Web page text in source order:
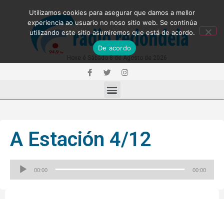
A Estación 4/12
00:00 00:00
Utilizamos cookies para asegurar que damos a mellor
experiencia ao usuario no noso sitio web. Se continúa
utilizando este sitio asumiremos que está de acordo.
De acordo